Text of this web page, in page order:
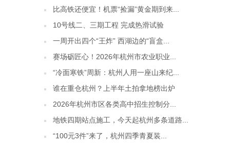
比高铁还便宜！机票“捡漏”黄金期到来...
10号线二、三期工程 完成热滑试验
一周开出四个“王炸” 西湖边的“盲盒...
赛场砺匠心！2026年杭州市农业职业...
“冷面寒铁”周新：杭州人用一座山来纪...
谁在重仓杭州？上半年土拍拿地榜出炉
2026年杭州市区各类高中招生控制分...
地铁四期站点施工，今天起杭州多条道路...
“100元3件”来了，杭州四季青夏装...